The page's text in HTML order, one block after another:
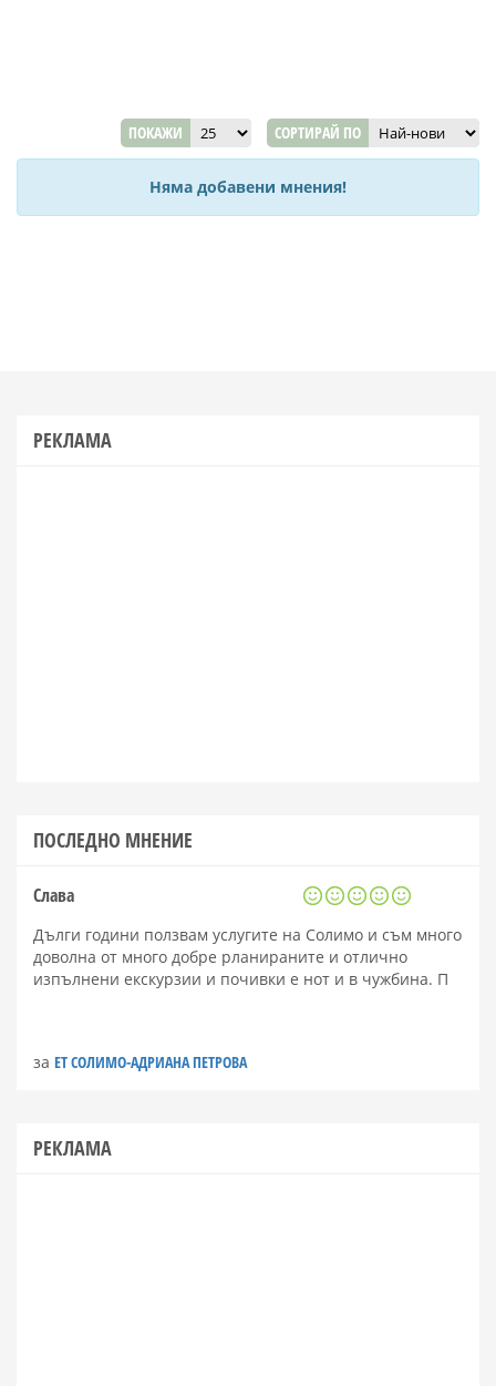
ПОКАЖИ СОРТИРАЙ ПО
Няма добавени мнения!
РЕКЛАМА
ПОСЛЕДНО МНЕНИЕ
Слава
Дълги години ползвам услугите на Солимо и съм много
доволна от много добре рланираните и отлично
изпълнени екскурзии и почивки е нот и в чужбина. П
за ЕТ СОЛИМО-АДРИАНА ПЕТРОВА
РЕКЛАМА